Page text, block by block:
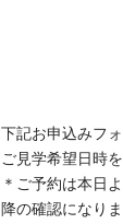
下記お申込みフ
ご見学希望日時
＊ご予約は本日
降の確認になり